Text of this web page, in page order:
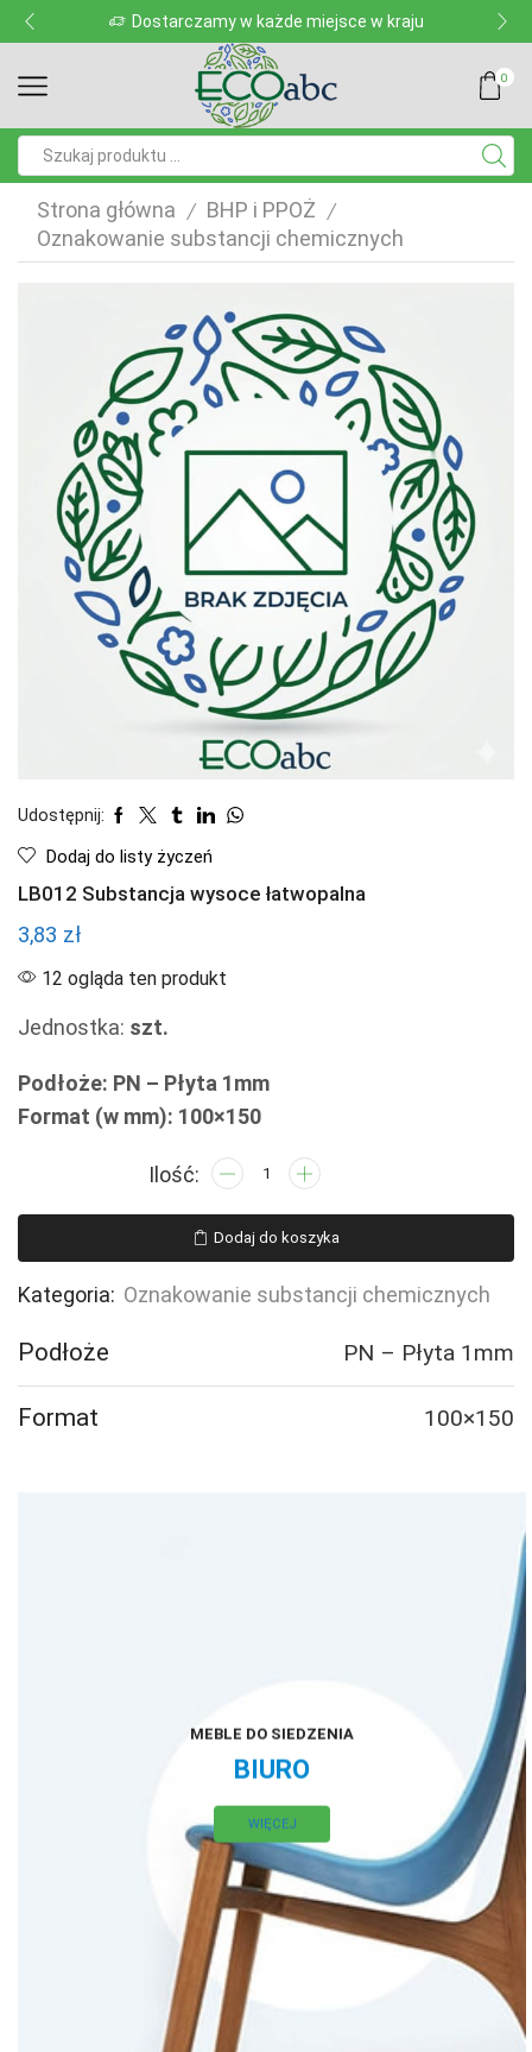
Dostarczamy w każde miejsce w kraju
0
Strona główna / BHP i PPOŻ /
Oznakowanie substancji chemicznych
Udostępnij:
Dodaj do listy życzeń
LB012 Substancja wysoce łatwopalna
3,83 zł
12 ogląda ten produkt
Jednostka: szt.
Podłoże: PN – Płyta 1mm
Format (w mm): 100×150
ilość
Substancja
wysoce
łatwopalna
Dodaj do koszyka
Kategoria: Oznakowanie substancji chemicznych
Podłoże PN – Płyta 1mm
Format 100×150
MEBLE DO SIEDZENIA
BIURO
WIĘCEJ